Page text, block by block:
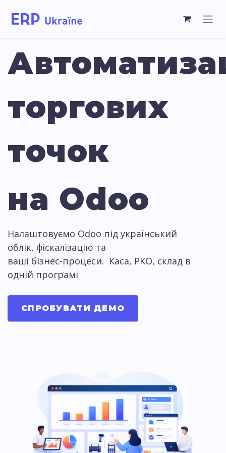
торгових
точок
на Odoo
Налаштовуємо Odoo під український
облік, фіскалізацію та
ваші бізнес-процеси. Каса, РКО, склад в
одній програмі
СПРОБУВАТИ ДЕМО